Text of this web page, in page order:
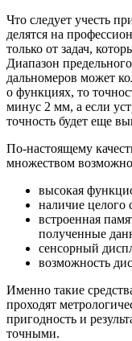
Что следует учесть
делятся на
только от задач,
Диапазон
дальномеров может
о функциях, то
минус 2 мм, а если
точность будет еще
По-настоящему
множеством
высокая
наличие целого
встроенная
полученные
сенсорный
возможность
Именно такие
проходят
пригодность и
точными.